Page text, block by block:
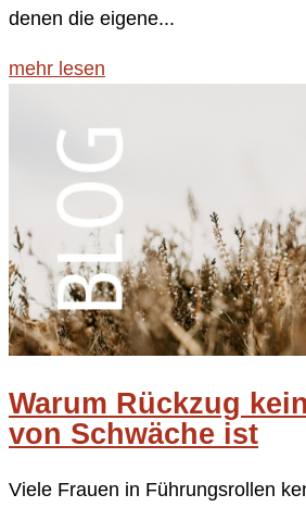
denen die eigene...
mehr lesen
Warum Rückzug
von Schwäche ist
Viele Frauen in Führungsrollen